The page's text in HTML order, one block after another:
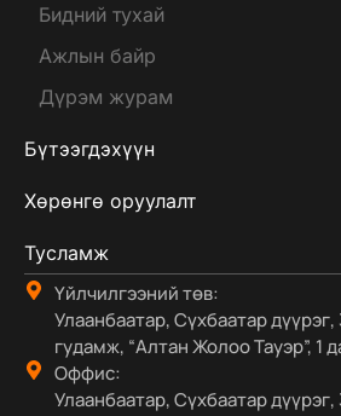
Бүтээгдэхүүн
Хөрөнгө оруулалт
Тусламж
Бидний тухай
Ажлын байр
Дүрэм журам
Үйлчилгээний төв:
Улаанбаатар, Сүхбаатар
гудамж, “Алтан Жолоо Тауэр”, 1
Оффис:
Улаанбаатар, Сүхбаатар